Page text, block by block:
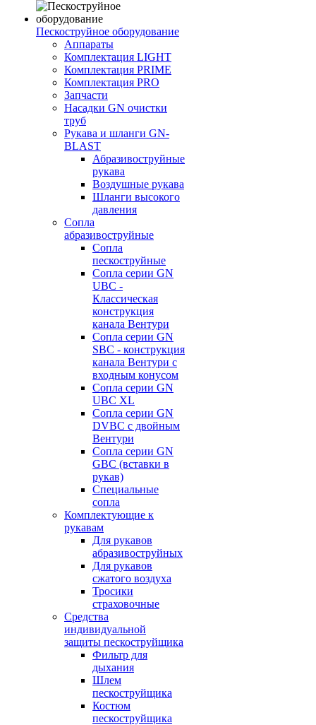
Пескоструйное оборудование
Аппараты
Комплектация LIGHT
Комплектация PRIME
Комплектация PRO
Запчасти
Насадки GN очистки
труб
Рукава и шланги GN-
BLAST
Абразивоструйные
рукава
Воздушные рукава
Шланги высокого
давления
Сопла
абразивоструйные
Сопла
пескоструйные
Сопла серии GN
UBC -
Классическая
конструкция
канала Вентури
Сопла серии GN
SBC - конструкция
канала Вентури c
входным конусом
Сопла серии GN
UBC XL
Сопла серии GN
DVBC с двойным
Вентури
Сопла серии GN
GBC (вставки в
рукав)
Специальные
сопла
Комплектующие к
рукавам
Для рукавов
абразивоструйных
Для рукавов
сжатого воздуха
Тросики
страховочные
Средства
индивидуальной
защиты пескоструйщика
Фильтр для
дыхания
Шлем
пескоструйщика
Костюм
пескоструйщика